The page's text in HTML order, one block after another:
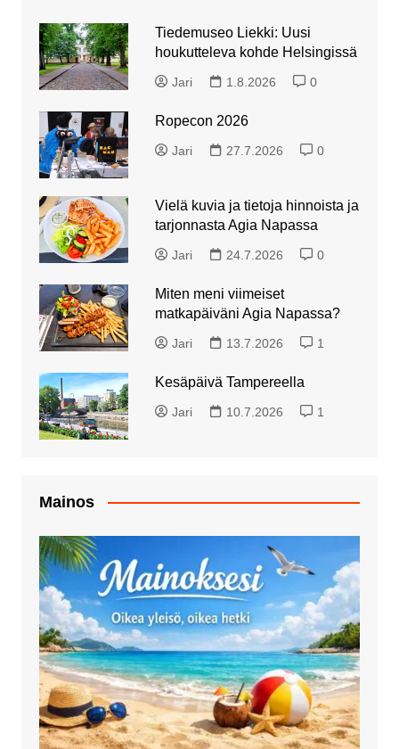
Tiedemuseo Liekki: Uusi
houkutteleva kohde Helsingissä
Jari 1.8.2026 0
Ropecon 2026
Jari 27.7.2026 0
Vielä kuvia ja tietoja hinnoista ja
tarjonnasta Agia Napassa
Jari 24.7.2026 0
Miten meni viimeiset
matkapäiväni Agia Napassa?
Jari 13.7.2026 1
Kesäpäivä Tampereella
Jari 10.7.2026 1
Mainos